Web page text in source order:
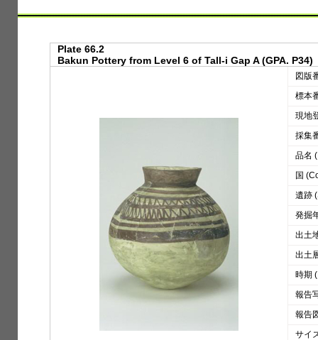
Plate 66.2
Bakun Pottery from Level 6 of Tall-i Gap A (GPA. P34)
図版
標本
現地
採集
品名
国
遺跡
発掘
出土
出土
時期
報告
報告
サイ